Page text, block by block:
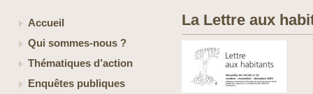
Accueil
Qui sommes-nous ?
Thématiques d’action
Enquêtes publiques
La Lettre aux